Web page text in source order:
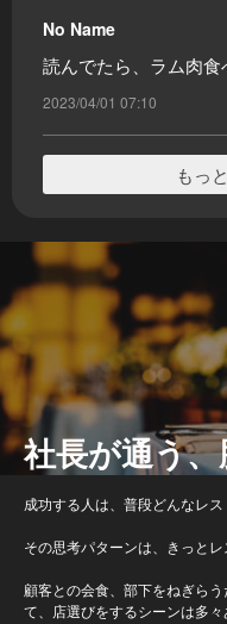
No Name
読んでたら、ラム肉
2023/04/01 07:10
もっ
社長が通う
成功する人は、普段どんなレ
その思考パターンは、きっと
顧客との会食、部下をねぎら
て、店選びをするシーンは多々